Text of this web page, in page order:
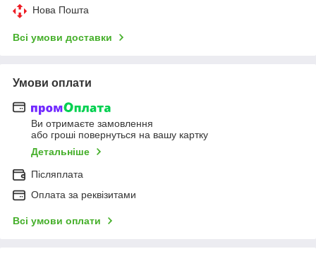
Нова Пошта
Всі умови доставки
Умови оплати
Ви отримаєте замовлення
або гроші повернуться на вашу картку
Детальніше
Післяплата
Оплата за реквізитами
Всі умови оплати